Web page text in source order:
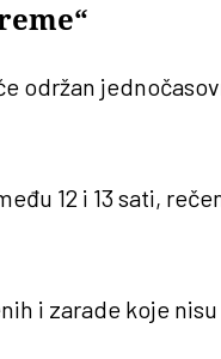
održan
12 i 13 sati,
i zarade koje